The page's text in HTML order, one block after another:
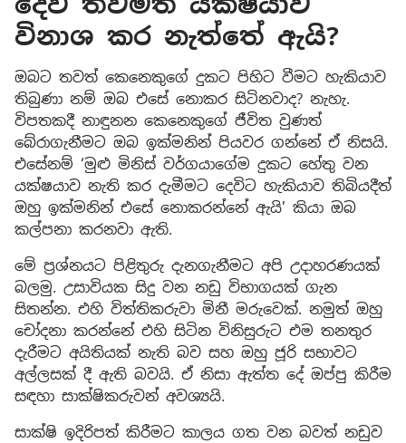
විනාශ කර නැත්තේ ඇයි?
ඔබට තවත් කෙනෙකුගේ දුකට පිහිට වීමට හැකියාව
තිබුණා නම් ඔබ එසේ නොකර සිටිනවාද? නැහැ.
විපතකදී නාඳුනන කෙනෙකුගේ ජීවිත වුණත්
බේරාගැනීමට ඔබ ඉක්මනින් පියවර ගන්නේ ඒ නිසයි.
එසේනම් ‘මුළු මිනිස් වර්ගයාගේම දුකට හේතු වන
යක්ෂයාව නැති කර දැමීමට දෙවිට හැකියාව තිබියදීත්
ඔහු ඉක්මනින් එසේ නොකරන්නේ ඇයි’ කියා ඔබ
කල්පනා කරනවා ඇති.
මේ ප්‍රශ්නයට පිළිතුරු දැනගැනීමට අපි උදාහරණයක්
බලමු. උසාවියක සිදු වන නඩු විභාගයක් ගැන
සිතන්න. එහි විත්තිකරුවා මිනී මරුවෙක්. නමුත් ඔහු
චෝදනා කරන්නේ එහි සිටින විනිසුරුට එම තනතුර
දැරීමට අයිතියක් නැති බව සහ ඔහු ජූරි සභාවට
අල්ලසක් දී ඇති බවයි. ඒ නිසා ඇත්ත දේ ඔප්පු කිරීම
සඳහා සාක්ෂිකරුවන් අවශ්‍යයි.
සාක්ෂි ඉදිරිපත් කිරීමට කාලය ගත වන බවත් නඩුව